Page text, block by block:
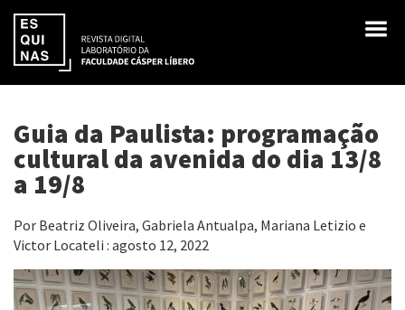
Guia da Paulista: programação
cultural da avenida do dia 13/8
a 19/8
Por Beatriz Oliveira, Gabriela Antualpa, Mariana Letizio e
Victor Locateli : agosto 12, 2022